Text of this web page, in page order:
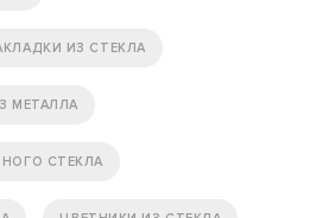
ИЗ СТЕКЛА
МЕТАЛЛА
СТЕКЛА